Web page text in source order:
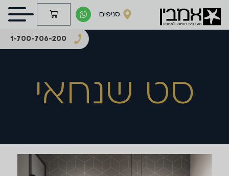
סניפים
1-700-706-200
סט שנחאי